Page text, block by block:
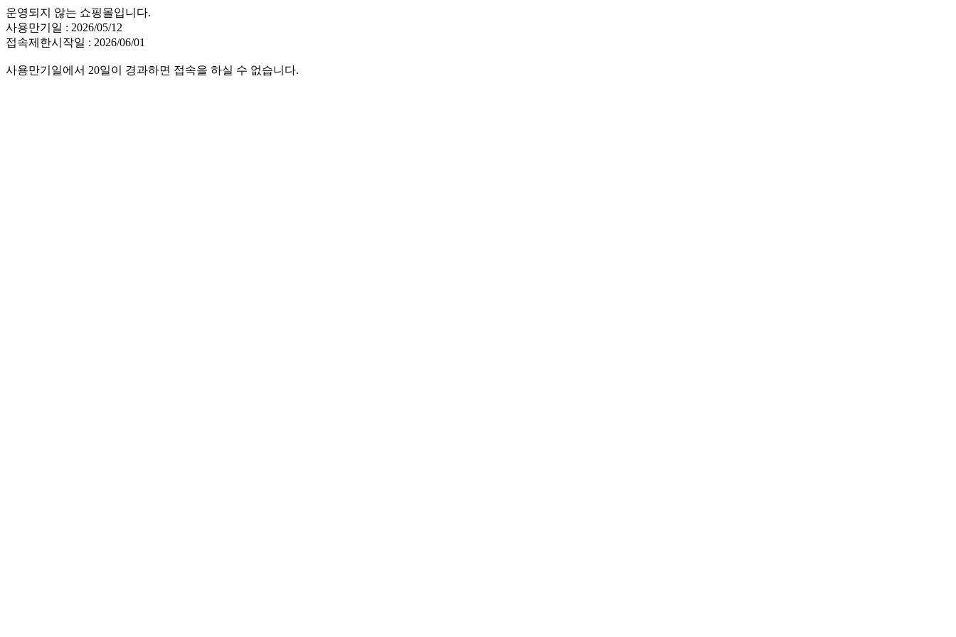
운영되지 않는 쇼핑몰입니다.
사용만기일 : 2026/05/12
접속제한시작일 : 2026/06/01
사용만기일에서 20일이 경과하면 접속을 하실 수 없습니다.